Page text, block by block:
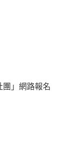
」網路報名